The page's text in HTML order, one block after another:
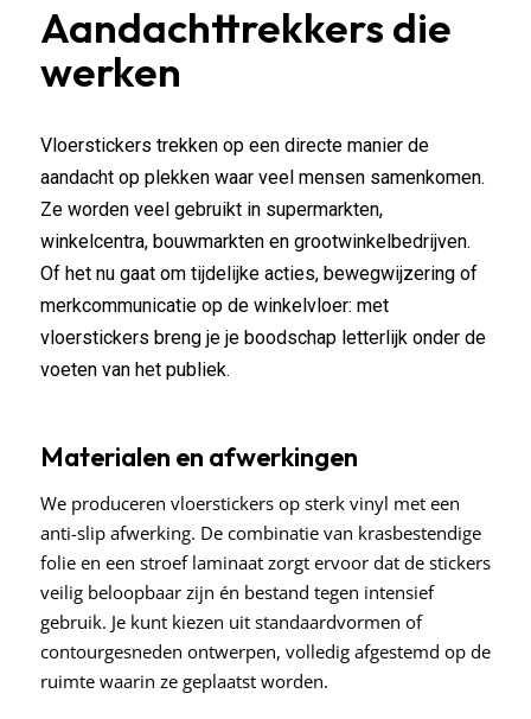
Aandachttrekkers die
werken
Vloerstickers trekken op een directe manier de
aandacht op plekken waar veel mensen samenkomen.
Ze worden veel gebruikt in supermarkten,
winkelcentra, bouwmarkten en grootwinkelbedrijven.
Of het nu gaat om tijdelijke acties, bewegwijzering of
merkcommunicatie op de winkelvloer: met
vloerstickers breng je je boodschap letterlijk onder de
voeten van het publiek.
Materialen en afwerkingen
We produceren vloerstickers op sterk vinyl met een
anti-slip afwerking. De combinatie van krasbestendige
folie en een stroef laminaat zorgt ervoor dat de stickers
veilig beloopbaar zijn én bestand tegen intensief
gebruik. Je kunt kiezen uit standaardvormen of
contourgesneden ontwerpen, volledig afgestemd op de
ruimte waarin ze geplaatst worden.